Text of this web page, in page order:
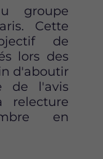
F
r
T
w
i
t
e
r
L
i
n
k
e
d
i
groupe
Cette
de
lors des
d'aboutir
de l'avis
relecture
en